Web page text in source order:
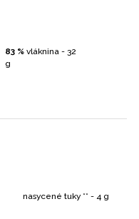
83 % vláknina - 32
g
nasycené tuky ** - 4 g